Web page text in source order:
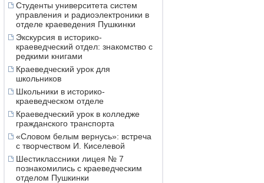
Студенты университета систем
управления и радиоэлектроники в
отделе краеведения Пушкинки
Экскурсия в историко-
краеведческий отдел: знакомство с
редкими книгами
Краеведческий урок для
школьников
Школьники в историко-
краеведческом отделе
Краеведческий урок в колледже
гражданского транспорта
«Словом белым вернусь»: встреча
с творчеством И. Киселевой
Шестиклассники лицея № 7
познакомились с краеведческим
отделом Пушкинки